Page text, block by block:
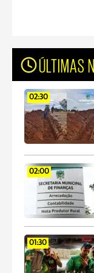
ÚLTIMAS
02:30
02:00
01:30